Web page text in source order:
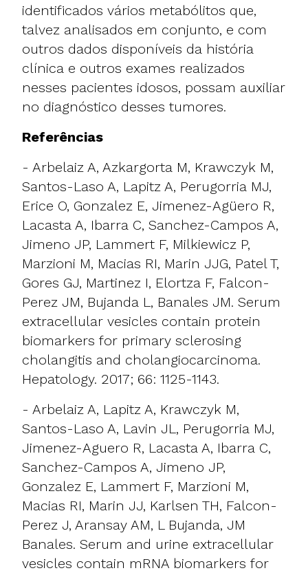
identificados vários metabólitos que,
talvez analisados em conjunto, e com
outros dados disponíveis da história
clínica e outros exames realizados
nesses pacientes idosos, possam auxiliar
no diagnóstico desses tumores.
Referências
- Arbelaiz A, Azkargorta M, Krawczyk M,
Santos-Laso A, Lapitz A, Perugorria MJ,
Erice O, Gonzalez E, Jimenez-Agüero R,
Lacasta A, Ibarra C, Sanchez-Campos A,
Jimeno JP, Lammert F, Milkiewicz P,
Marzioni M, Macias RI, Marin JJG, Patel T,
Gores GJ, Martinez I, Elortza F, Falcon-
Perez JM, Bujanda L, Banales JM. Serum
extracellular vesicles contain protein
biomarkers for primary sclerosing
cholangitis and cholangiocarcinoma.
Hepatology. 2017; 66: 1125-1143.
- Arbelaiz A, Lapitz A, Krawczyk M,
Santos-Laso A, Lavin JL, Perugorria MJ,
Jimenez-Aguero R, Lacasta A, Ibarra C,
Sanchez-Campos A, Jimeno JP,
Gonzalez E, Lammert F, Marzioni M,
Macias RI, Marin JJ, Karlsen TH, Falcon-
Perez J, Aransay AM, L Bujanda, JM
Banales. Serum and urine extracellular
vesicles contain mRNA biomarkers for